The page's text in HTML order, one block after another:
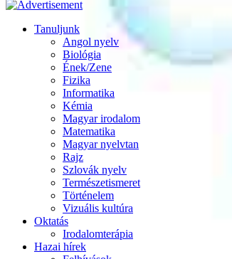
Tanuljunk
Angol nyelv
Biológia
Ének/Zene
Fizika
Informatika
Kémia
Magyar irodalom
Matematika
Magyar nyelvtan
Rajz
Szlovák nyelv
Természetismeret
Történelem
Vizuális kultúra
Oktatás
Irodalomterápia
Hazai hírek